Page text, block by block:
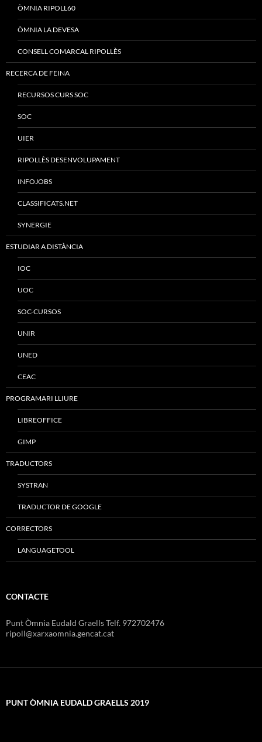
ÒMNIA RIPOLL60
ÒMNIA LA DEVESA
CONSELL COMARCAL RIPOLLÈS
RECERCA DE FEINA
RECURSOS CURS SOC
SOC
UIER
RIPOLLÈS DESENVOLUPAMENT
INFOJOBS
CLASSIFICATS.NET
SYNERGIE
ESTUDIAR A DISTÀNCIA
IOC
UOC
SOC-CURSOS
UNIR
UNED
CEAC
PROGRAMARI LLIURE
LIBREOFFICE
GIMP
TRADUCTORS
SYSTRAN
TRADUCTOR DE GOOGLE
CORRECTORS
LANGUAGETOOL
CONTACTE
Punt Òmnia Eudald Graells Telf. 972702476
ripoll@xarxaomnia.gencat.cat
PUNT ÒMNIA EUDALD GRAELLS 2019